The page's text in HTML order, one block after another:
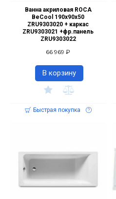
Ванна акриловая ROCA
BeCool 190х90х50
ZRU9303020 + каркас
ZRU9303021 +фр.панель
ZRU9303022
66 969 ₽
В корзину
Быстрая покупка